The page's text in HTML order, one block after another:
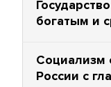
богатым и
Социализм
России с